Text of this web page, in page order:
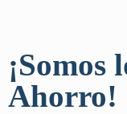
¡Somos
Ahorro!